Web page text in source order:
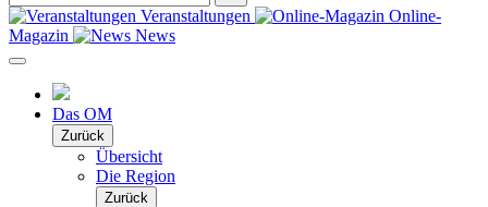
Veranstaltungen
Online-
Magazin
News
Das OM
Zurück
Übersicht
Die Region
Zurück